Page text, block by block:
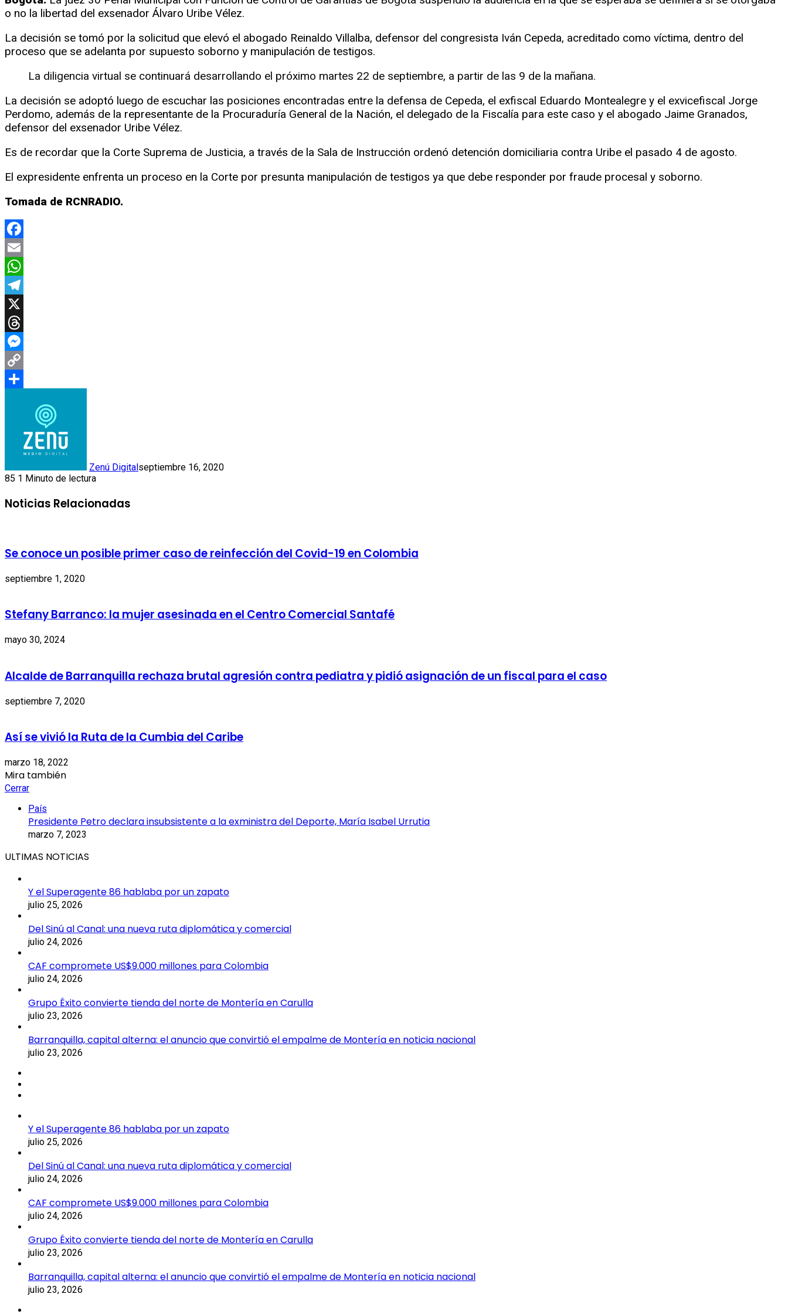
o no la libertad del exsenador Álvaro Uribe Vélez.
La decisión se tomó por la solicitud que elevó el abogado Reinaldo Villalba, defensor del congresista Iván Cepeda, acreditado como víctima, dentro del
proceso que se adelanta por supuesto soborno y manipulación de testigos.
La diligencia virtual se continuará desarrollando el próximo martes 22 de septiembre, a partir de las 9 de la mañana.
La decisión se adoptó luego de escuchar las posiciones encontradas entre la defensa de Cepeda, el exfiscal Eduardo Montealegre y el exvicefiscal Jorge
Perdomo, además de la representante de la Procuraduría General de la Nación, el delegado de la Fiscalía para este caso y el abogado Jaime Granados,
defensor del exsenador Uribe Vélez.
Es de recordar que la Corte Suprema de Justicia, a través de la Sala de Instrucción ordenó detención domiciliaria contra Uribe el pasado 4 de agosto.
El expresidente enfrenta un proceso en la Corte por presunta manipulación de testigos ya que debe responder por fraude procesal y soborno.
Tomada de RCNRADIO.
Facebook
Email
WhatsApp
Telegram
X
Threads
Messenger
Copy
Zenú Digitalseptiembre 16, 2020
85 1 Minuto de lectura
Noticias Relacionadas
Se conoce un posible primer caso de reinfección del Covid-19 en Colombia
septiembre 1, 2020
Stefany Barranco: la mujer asesinada en el Centro Comercial Santafé
mayo 30, 2024
Alcalde de Barranquilla rechaza brutal agresión contra pediatra y pidió asignación de un fiscal para el caso
septiembre 7, 2020
Así se vivió la Ruta de la Cumbia del Caribe
marzo 18, 2022
Mira también
Cerrar
País
Presidente Petro declara insubsistente a la exministra del Deporte, María Isabel Urrutia
marzo 7, 2023
ULTIMAS NOTICIAS
Y el Superagente 86 hablaba por un zapato
julio 25, 2026
Del Sinú al Canal: una nueva ruta diplomática y comercial
julio 24, 2026
CAF compromete US$9.000 millones para Colombia
julio 24, 2026
Grupo Éxito convierte tienda del norte de Montería en Carulla
julio 23, 2026
Barranquilla, capital alterna: el anuncio que convirtió el empalme de Montería en noticia nacional
julio 23, 2026
Y el Superagente 86 hablaba por un zapato
julio 25, 2026
Del Sinú al Canal: una nueva ruta diplomática y comercial
julio 24, 2026
CAF compromete US$9.000 millones para Colombia
julio 24, 2026
Grupo Éxito convierte tienda del norte de Montería en Carulla
julio 23, 2026
Barranquilla, capital alterna: el anuncio que convirtió el empalme de Montería en noticia nacional
julio 23, 2026